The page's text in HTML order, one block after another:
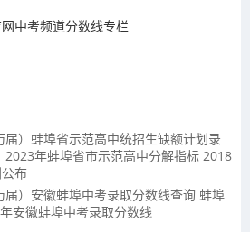
中考频道分数线专栏
）蚌埠省示范高中统招生缺额计划录
年蚌埠省市示范高中分解指标 2018
布
届）安徽蚌埠中考录取分数线查询 蚌埠
安徽蚌埠中考录取分数线